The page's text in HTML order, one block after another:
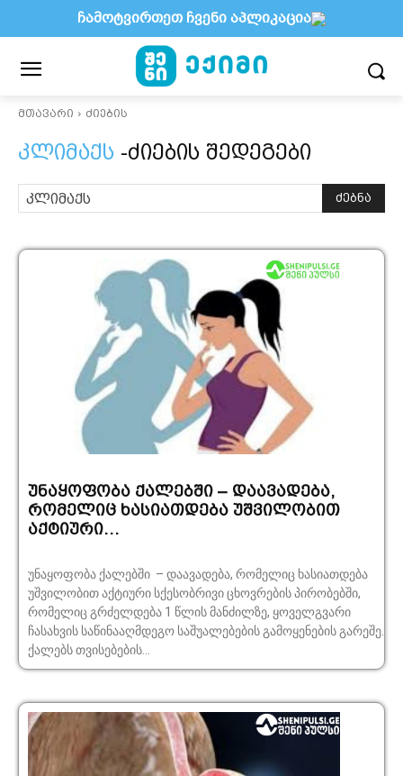
მთავარი ძიების
კლიმაქს -ძიების შედეგები
ძებნა
უნაყოფობა ქალებში – დაავადება,
რომელიც ხასიათდება უშვილობით
აქტიური…
უნაყოფობა ქალებში – დაავადება, რომელიც ხასიათდება
უშვილობით აქტიური სქესობრივი ცხოვრების პირობებში,
რომელიც გრძელდება 1 წლის მანძილზე, ყოველგვარი
ჩასახვის საწინააღმდეგო საშუალებების გამოყენების გარეშე.
ქალებს თვისებების...
ჩამოტვირთეთ ჩვენი აპლიკაცია